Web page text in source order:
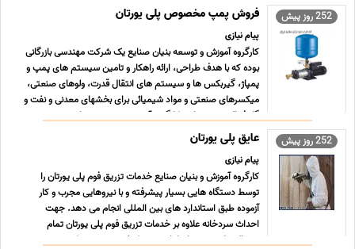
252 روز پیش فروش پمپ مخصوص پلی یورتان
پیام نیازی
کارگروه آموزش و توسعه بنیان صنایع یک شرکت مهندسی بازرگانی
بوده که با هدف طراحی، ارائه راهکار و تامین سیستم های پمپ و
پمپاژ، گیربکس ها و سیستم های انتقال قدرت، ولوهای صنعتی،
میکسرهای صنعتی و مواد شیمیائی برای بخشهای معدنی و نفت و
گاز فعالیت می نماید. کارگروه آموزش و توسعه بنیان صن ... ...
252 روز پیش عایق پلی یورتان
پیام نیازی
کارگروه آموزش و بنیان صنایع خدمات تزریق فوم پلی یورتان را
توسط دستگاه هایی بسیار پیشرفته و با نیروهایی مجرب و کار
آزموده طبق استاندارد های بین المللی انجام می دهد. جهت
احداث سردخانه علاوه بر خدمات تزریق فوم پلی یورتان تمام
متریال های مورد نیاز را با بهترین کیفیت تهیه می کند همچنی ...